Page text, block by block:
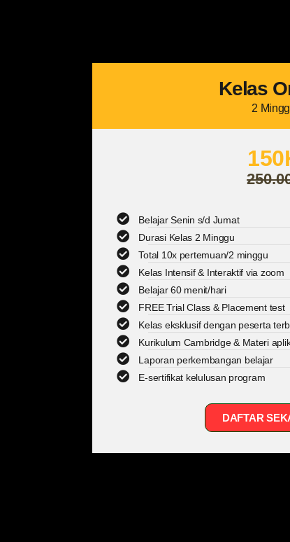
Kelas
2
Belajar Senin s/d Jumat
Durasi Kelas 2 Minggu
Total 10x pertemuan/2 minggu
Kelas Intensif & Interaktif via zoom
Belajar 60 menit/hari
FREE Trial Class & Placement test
Kelas eksklusif dengan peserta
Kurikulum Cambridge & Materi
Laporan perkembangan belajar
E-sertifikat kelulusan program
DAFTAR